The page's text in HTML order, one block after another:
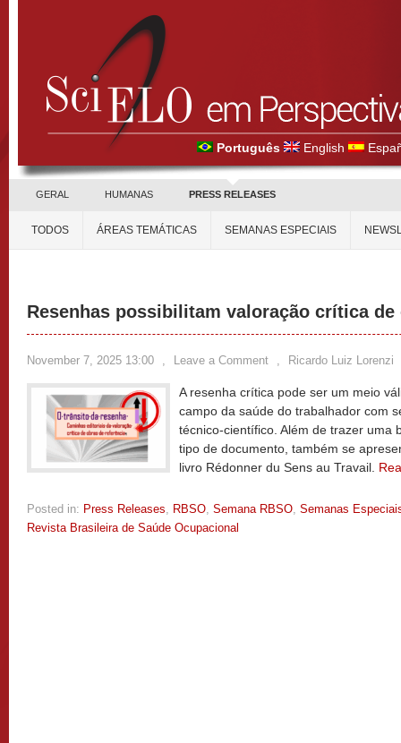
Português English
GERAL HUMANAS PRESS RELEASES
TODOS ÁREAS TEMÁTICAS SEMANAS ESPECIAIS
Resenhas possibilitam valoração crítica de
November 7, 2025 13:00 , Leave a Comment , Ricardo Luiz Lorenzi
A resenha crítica pode ser um meio
campo da saúde do trabalhador com
técnico-científico. Além de trazer uma
tipo de documento, também se
livro Rédonner du Sens au Travail.
Posted in: Press Releases, RBSO, Semana RBSO, Semanas
Revista Brasileira de Saúde Ocupacional